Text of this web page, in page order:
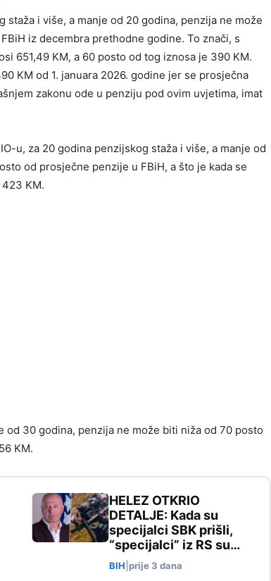
staža i više, a manje od 20 godina, penzija ne može
iz decembra prethodne godine. To znači, s
651,49 KM, a 60 posto od tog iznosa je 390 KM.
KM od 1. januara 2026. godine jer se prosječna
zakonu ode u penziju pod ovim uvjetima, imat
u, za 20 godina penzijskog staža i više, a manje od
od prosječne penzije u FBiH, a što je kada se
KM.
od 30 godina, penzija ne može biti niža od 70 posto
KM.
HELEZ OTKRIO
DETALJE: Kada su
specijalci SBK prišli,
“specijalci” iz RS su…
BIH prije 3 dana